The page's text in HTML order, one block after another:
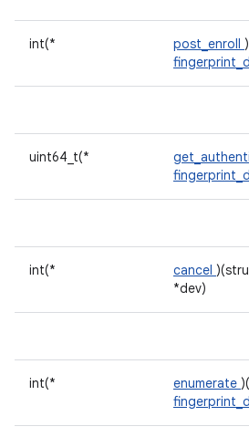
int(* post_enroll
uint64_t(*
int(* cancel
*dev)
int(* enumerate